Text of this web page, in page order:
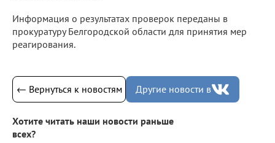
Информация о результатах проверок переданы в
прокуратуру Белгородской области для принятия мер
реагирования.
← Вернуться к новостям Другие новости в
Хотите читать наши новости раньше
всех?